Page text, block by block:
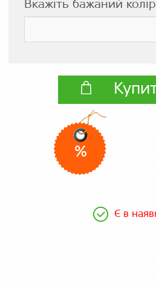
Вкажіть бажаний колір
%
Є в